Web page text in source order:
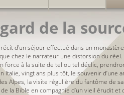
de la
d'un séjour effectué dans un
chez le narrateur une distorsion du
force à la suite de tel ou tel déclic,
Italie, vingt ans plus tôt, le souvenir d’une
Alpes, la visite régulière du fantôme de
la Bible en compagnie d’un vieil érudit